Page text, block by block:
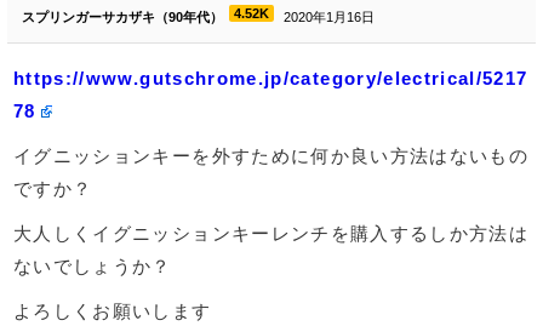
スプリンガーサカザキ（90年代） 4.52K 2020年1月16日
https://www.gutschrome.jp/category/electrical/5217
78
イグニッションキーを外すために何か良い方法はないもの
ですか？
大人しくイグニッションキーレンチを購入するしか方法は
ないでしょうか？
よろしくお願いします